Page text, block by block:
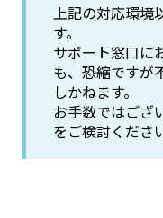
上記の対応環境
す。
サポート窓口に
も、恐縮ですが
しかねます。
お手数ではござ
をご検討くださ